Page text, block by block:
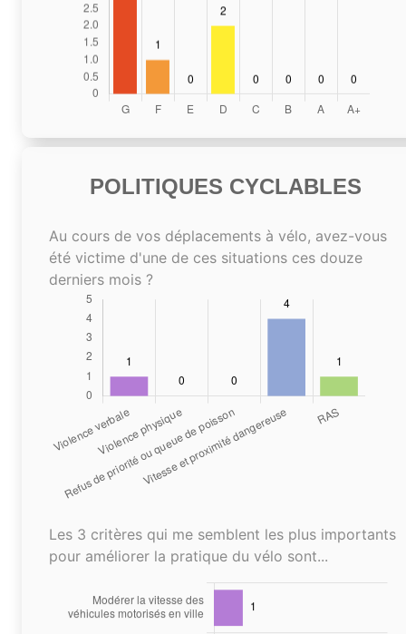
POLITIQUES CYCLABLES
Au cours de vos déplacements à vélo, avez-vous
été victime d'une de ces situations ces douze
derniers mois ?
Les 3 critères qui me semblent les plus importants
pour améliorer la pratique du vélo sont...